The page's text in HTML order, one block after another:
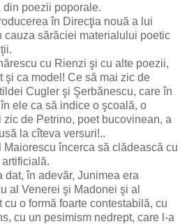
din poezii poporale.
în Direcţia nouă a lui
cauza sărăciei materialului poetic
cu Rienzi şi cu alte poezii,
şi ca model! Ce să mai zic de
Cugler şi Şerbănescu, care în
ele ca să indice o şcoală, o
de Petrino, poet bucovinean, a
la cîteva versuri!..
Maiorescu încerca să clădească cu
dat, în adevăr, Junimea era
al Venerei şi Madonei şi al
o formă foarte contestabilă, cu
cu un pesimism nedrept, care l-a